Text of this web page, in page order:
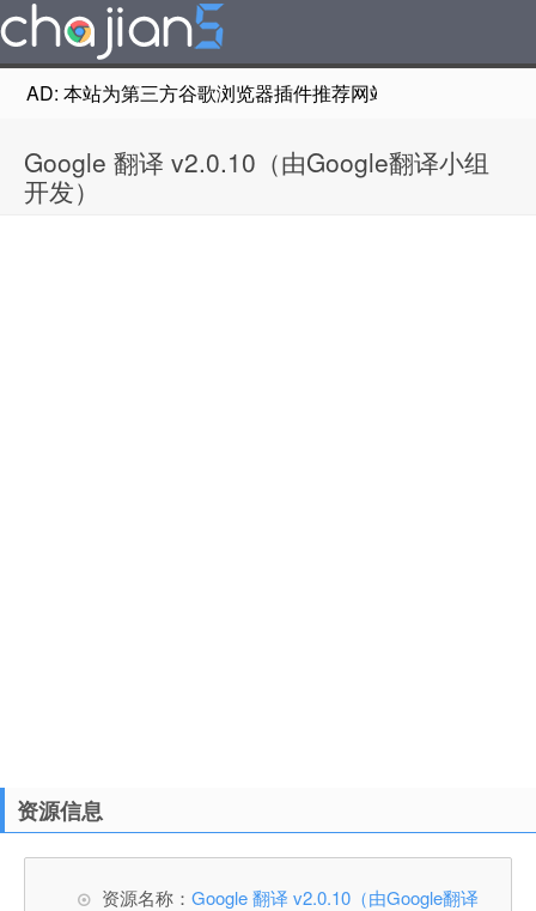
AD: 本站为第三方谷歌浏览器插件推荐网站，非Google
Google 翻译 v2.0.10（由Google翻译小组
开发）
资源信息
资源名称： Google 翻译 v2.0.10（由Google翻译